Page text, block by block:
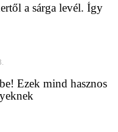
a sárga levél. Így
Ezek mind hasznos